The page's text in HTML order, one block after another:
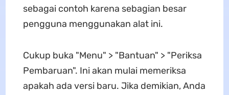
sebagai contoh karena sebagian besar
pengguna menggunakan alat ini.
Cukup buka "Menu" > "Bantuan" > "Periksa
Pembaruan". Ini akan mulai memeriksa
apakah ada versi baru. Jika demikian, Anda